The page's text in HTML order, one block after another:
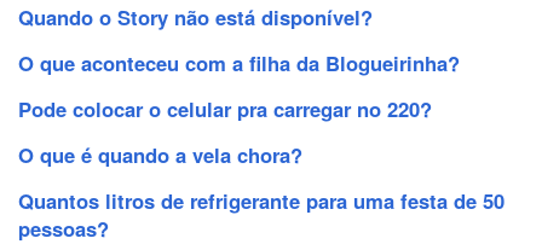
Quando o Story não está disponível?
O que aconteceu com a filha da Blogueirinha?
Pode colocar o celular pra carregar no 220?
O que é quando a vela chora?
Quantos litros de refrigerante para uma festa de 50
pessoas?